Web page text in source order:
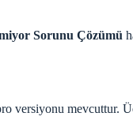
Sorunu Çözümü
versiyonu mevcuttur.